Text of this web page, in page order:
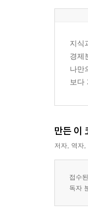
지식
경제
나만
보다
만든 이
저자, 역자,
접수
독자